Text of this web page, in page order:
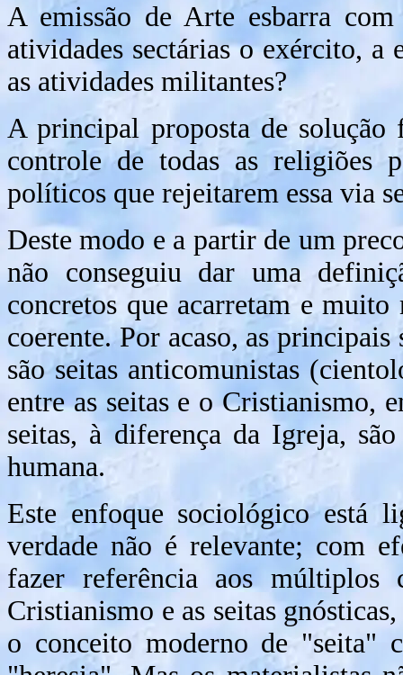
A emissão de Arte esbarra
atividades sectárias o exército, a
as atividades militantes?
A principal proposta de solução
controle de todas as religiões
políticos que rejeitarem essa via
Deste modo e a partir de um
não conseguiu dar uma
concretos que acarretam e muito
coerente. Por acaso, as principais
são seitas anticomunistas
entre as seitas e o Cristianismo,
seitas, à diferença da Igreja,
humana.
Este enfoque sociológico está
verdade não é relevante; com
fazer referência aos múltiplos
Cristianismo e as seitas
o conceito moderno de "seita"